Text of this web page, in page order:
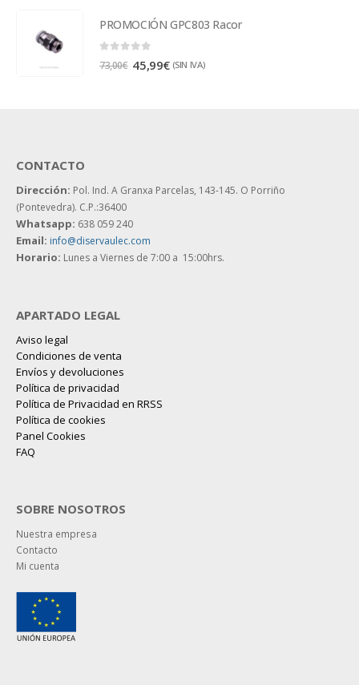
PROMOCIÓN GPC803 Racor
73,00€ 45,99€ (SIN IVA)
CONTACTO
Dirección: Pol. Ind. A Granxa Parcelas, 143-145. O Porriño
(Pontevedra). C.P.:36400
Whatsapp: 638 059 240
Email: info@diservaulec.com
Horario: Lunes a Viernes de 7:00 a 15:00hrs.
APARTADO LEGAL
Aviso legal
Condiciones de venta
Envíos y devoluciones
Política de privacidad
Política de Privacidad en RRSS
Política de cookies
Panel Cookies
FAQ
SOBRE NOSOTROS
Nuestra empresa
Contacto
Mi cuenta